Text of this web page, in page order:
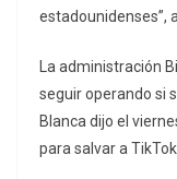
estadounidenses”,
La administración
seguir operando si
Blanca dijo el
para salvar a TikTok.